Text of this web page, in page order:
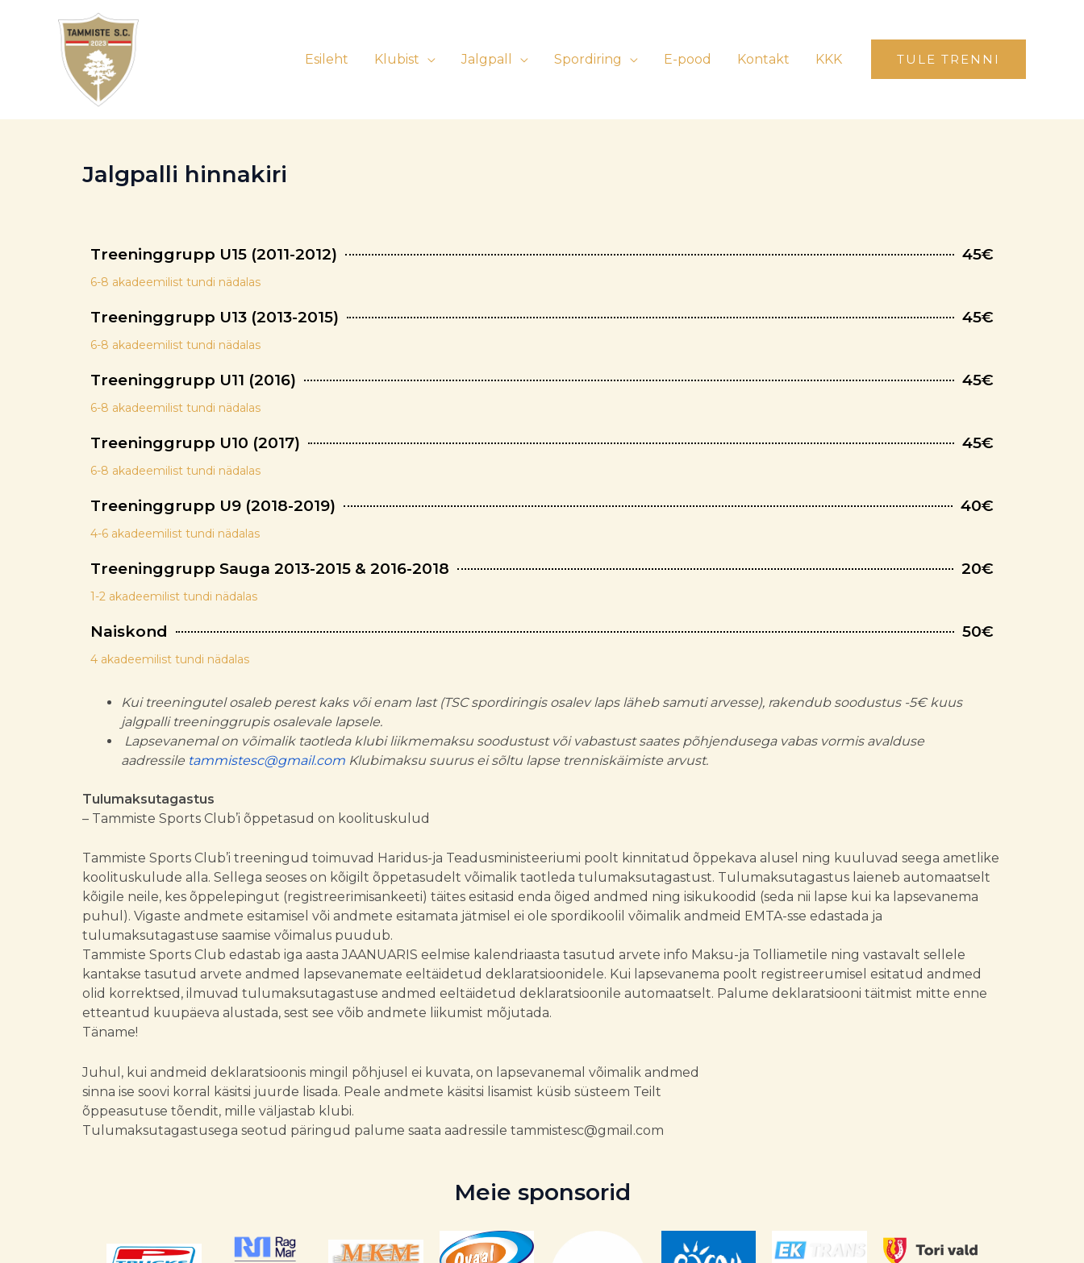
Esileht Klubist Jalgpall Spordiring E-pood Kontakt KKK TULE TRENNI
Jalgpalli hinnakiri
Treeninggrupp U15 (2011-2012) 45€
6-8 akadeemilist tundi nädalas
Treeninggrupp U13 (2013-2015) 45€
6-8 akadeemilist tundi nädalas
Treeninggrupp U11 (2016) 45€
6-8 akadeemilist tundi nädalas
Treeninggrupp U10 (2017) 45€
6-8 akadeemilist tundi nädalas
Treeninggrupp U9 (2018-2019) 40€
4-6 akadeemilist tundi nädalas
Treeninggrupp Sauga 2013-2015 & 2016-2018 20€
1-2 akadeemilist tundi nädalas
Naiskond 50€
4 akadeemilist tundi nädalas
Kui treeningutel osaleb perest kaks või enam last (TSC spordiringis osalev laps läheb samuti arvesse), rakendub soodustus -5€ kuus
jalgpalli treeninggrupis osalevale lapsele.
Lapsevanemal on võimalik taotleda klubi liikmemaksu soodustust või vabastust saates põhjendusega vabas vormis avalduse
aadressile tammistesc@gmail.com Klubimaksu suurus ei sõltu lapse trenniskäimiste arvust.
Tulumaksutagastus
– Tammiste Sports Club’i õppetasud on koolituskulud
Tammiste Sports Club’i treeningud toimuvad Haridus-ja Teadusministeeriumi poolt kinnitatud õppekava alusel ning kuuluvad seega ametlike
koolituskulude alla. Sellega seoses on kõigilt õppetasudelt võimalik taotleda tulumaksutagastust. Tulumaksutagastus laieneb automaatselt
kõigile neile, kes õppelepingut (registreerimisankeeti) täites esitasid enda õiged andmed ning isikukoodid (seda nii lapse kui ka lapsevanema
puhul). Vigaste andmete esitamisel või andmete esitamata jätmisel ei ole spordikoolil võimalik andmeid EMTA-sse edastada ja
tulumaksutagastuse saamise võimalus puudub.
Tammiste Sports Club edastab iga aasta JAANUARIS eelmise kalendriaasta tasutud arvete info Maksu-ja Tolliametile ning vastavalt sellele
kantakse tasutud arvete andmed lapsevanemate eeltäidetud deklaratsioonidele. Kui lapsevanema poolt registreerumisel esitatud andmed
olid korrektsed, ilmuvad tulumaksutagastuse andmed eeltäidetud deklaratsioonile automaatselt. Palume deklaratsiooni täitmist mitte enne
etteantud kuupäeva alustada, sest see võib andmete liikumist mõjutada.
Täname!
Juhul, kui andmeid deklaratsioonis mingil põhjusel ei kuvata, on lapsevanemal võimalik andmed
sinna ise soovi korral käsitsi juurde lisada. Peale andmete käsitsi lisamist küsib süsteem Teilt
õppeasutuse tõendit, mille väljastab klubi.
Tulumaksutagastusega seotud päringud palume saata aadressile tammistesc@gmail.com
Meie sponsorid